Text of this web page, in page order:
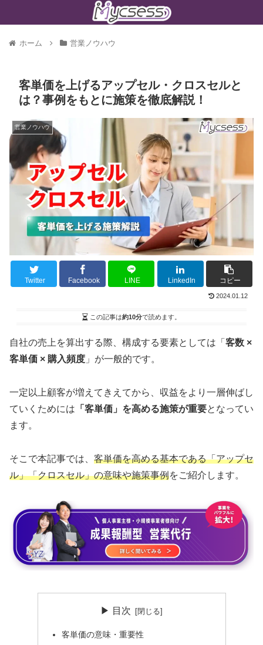
ホーム 営業ノウハウ
客単価を上げるアップセル・クロスセルと
は？事例をもとに施策を徹底解説！
営業ノウハウ
Twitter Facebook LINE LinkedIn コピー
2024.01.12
この記事は約10分で読めます。
自社の売上を算出する際、構成する要素としては「 客数 ×
客単価 × 購入頻度 」が一般的です。
一定以上顧客が増えてきえてから、収益をより一層伸ばし
ていくためには 「客単価」を高める施策が重要となってい
ます。
そこで本記事では、 客単価を高める基本である「アップセ
ル」「クロスセル」の意味や施策事例をご紹介します。
▶ 目次
客単価の意味・重要性